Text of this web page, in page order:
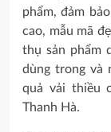
phẩm, đảm
cao, mẫu mã
thụ sản phẩm
dùng trong và
quả vải thiều
Thanh Hà.